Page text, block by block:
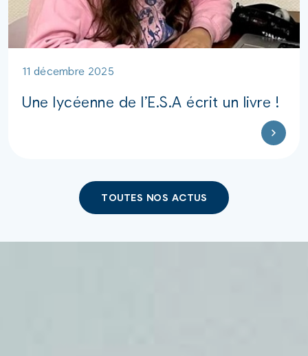
11 décembre 2025
Une lycéenne de l’E.S.A écrit un livre !
TOUTES NOS ACTUS